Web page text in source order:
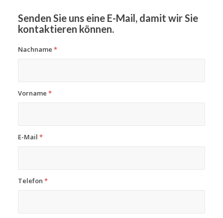
Senden Sie uns eine E-Mail, damit wir Sie
kontaktieren können.
Nachname *
Vorname *
E-Mail *
Telefon *